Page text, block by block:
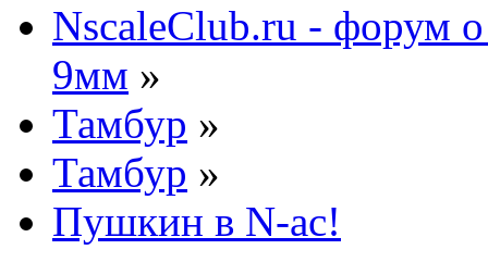
NscaleClub.ru - форум
9мм »
Тамбур »
Тамбур »
Пушкин в N-ас!